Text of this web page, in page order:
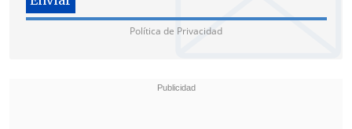
Política de Privacidad